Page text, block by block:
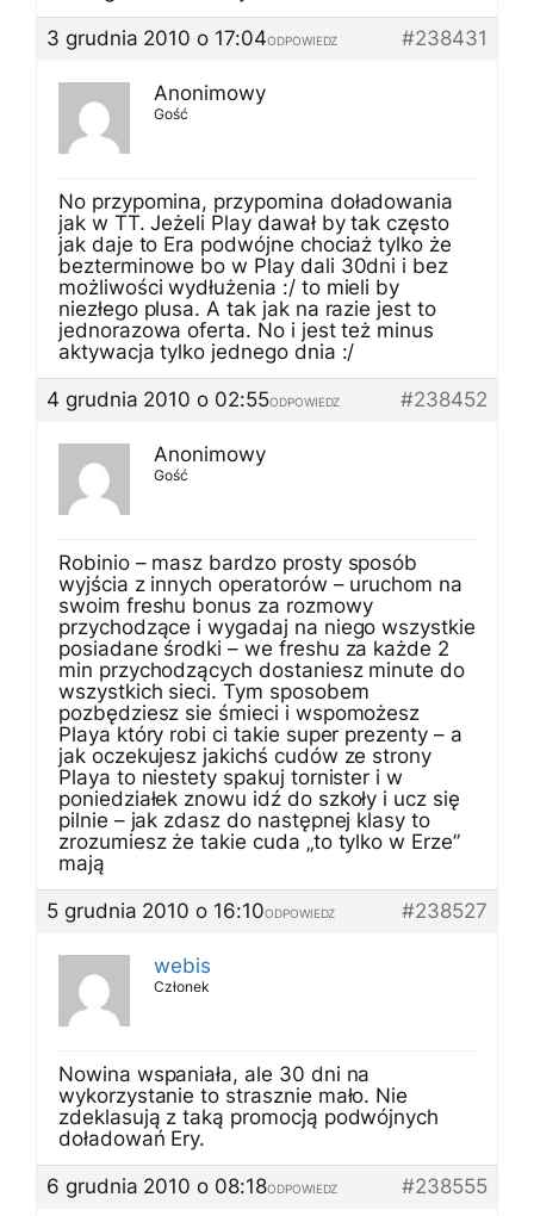
3 grudnia 2010 o 17:04
#238431
ODPOWIEDZ
Anonimowy
Gość
No przypomina, przypomina doładowania
jak w TT. Jeżeli Play dawał by tak często
jak daje to Era podwójne chociaż tylko że
bezterminowe bo w Play dali 30dni i bez
możliwości wydłużenia :/ to mieli by
niezłego plusa. A tak jak na razie jest to
jednorazowa oferta. No i jest też minus
aktywacja tylko jednego dnia :/
4 grudnia 2010 o 02:55
#238452
ODPOWIEDZ
Anonimowy
Gość
Robinio – masz bardzo prosty sposób
wyjścia z innych operatorów – uruchom na
swoim freshu bonus za rozmowy
przychodzące i wygadaj na niego wszystkie
posiadane środki – we freshu za każde 2
min przychodzących dostaniesz minute do
wszystkich sieci. Tym sposobem
pozbędziesz sie śmieci i wspomożesz
Playa który robi ci takie super prezenty – a
jak oczekujesz jakichś cudów ze strony
Playa to niestety spakuj tornister i w
poniedziałek znowu idź do szkoły i ucz się
pilnie – jak zdasz do następnej klasy to
zrozumiesz że takie cuda „to tylko w Erze”
mają
5 grudnia 2010 o 16:10
#238527
ODPOWIEDZ
webis
Członek
Nowina wspaniała, ale 30 dni na
wykorzystanie to strasznie mało. Nie
zdeklasują z taką promocją podwójnych
doładowań Ery.
6 grudnia 2010 o 08:18
#238555
ODPOWIEDZ